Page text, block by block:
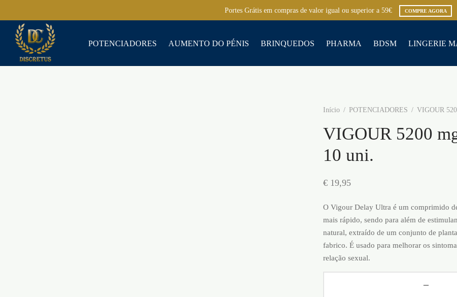
Portes Grátis em compras de valor igual ou superior a 59€ COMPRE AGORA
POTENCIADORES AUMENTO DO PÉNIS BRINQUEDOS PHARMA BDSM LINGERIE
Início / POTENCIADORES / VIGOUR
VIGOUR 5200
10 uni.
€ 19,95
O Vigour Delay Ultra é um comprimido
mais rápido, sendo para além de
natural, extraído de um conjunto de
fabrico. É usado para melhorar os
relação sexual.